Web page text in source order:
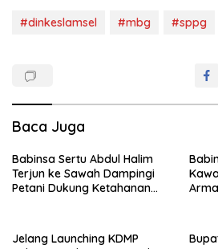
#dinkeslamsel #mbg #sppg
Baca Juga
Babinsa Sertu Abdul Halim
Terjun ke Sawah Dampingi
Petani Dukung Ketahanan
Jelang Launching KDMP